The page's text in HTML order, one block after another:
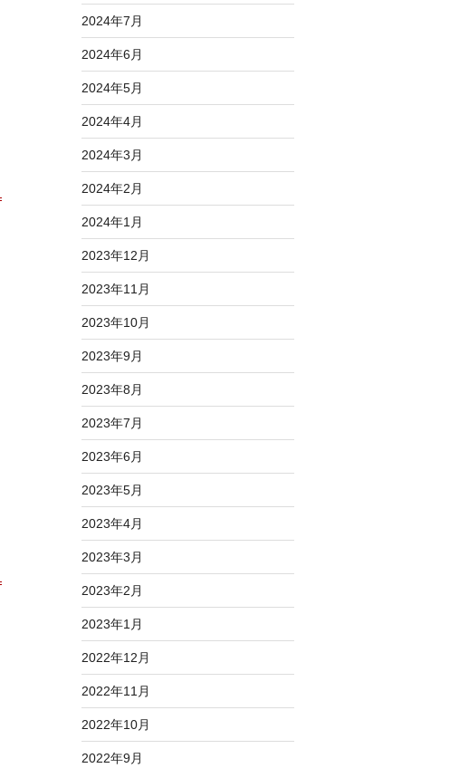
2024年7月
2024年6月
2024年5月
2024年4月
2024年3月
2024年2月
2024年1月
2023年12月
2023年11月
2023年10月
2023年9月
2023年8月
2023年7月
2023年6月
2023年5月
2023年4月
2023年3月
2023年2月
2023年1月
2022年12月
2022年11月
2022年10月
2022年9月